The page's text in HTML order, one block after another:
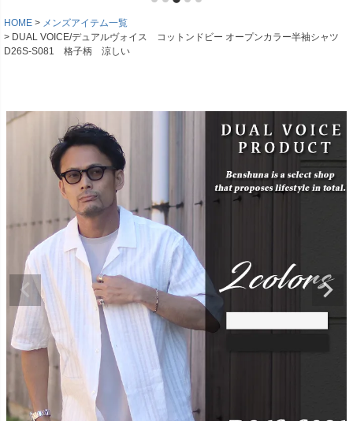
HOME
メンズアイテム一覧
DUAL VOICE/デュアルヴォイス コットンドビー オープンカラー半袖シャツ
D26S-S081 格子柄 涼しい